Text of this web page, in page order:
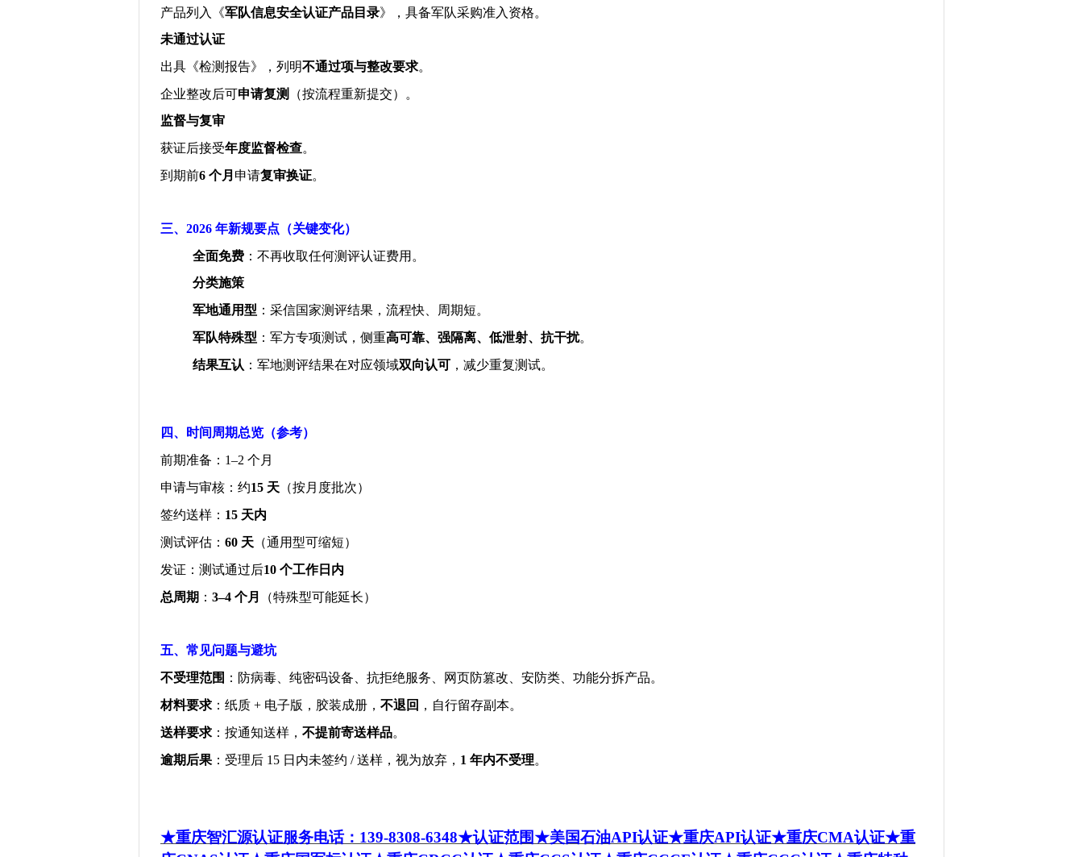
产品列入《军队信息安全认证产品目录》，具备军队采购准入资格。
未通过认证
出具《检测报告》，列明不通过项与整改要求。
企业整改后可申请复测
（按流程重新提交）。
监督与复审
获证后接受年度监督检查。
到期前6 个月 申请复审换证。
三、 2026 年新规要点（关键变化）
全面免费 ：不再收取任何测评认证费用。
分类施策
军地通用型 ：采信国家测评结果，流程快、周期短。
军队特殊型 ：军方专项测试，侧重高可靠、强隔离、低泄射、抗干扰。
结果互认 ：军地测评结果在对应领域双向认可 ，减少重复测试。
四、时间周期总览（参考）
前期准备： 1–2 个月
申请与审核：约15 天 （按月度批次）
签约送样： 15 天内
测试评估： 60 天 （通用型可缩短）
发证：测试通过后10 个工作日内
总周期 ： 3–4 个月 （特殊型可能延长）
五、常见问题与避坑
不受理范围 ：防病毒、纯密码设备、抗拒绝服务、网页防篡改、安防类、功能分拆产品。
材料要求 ：纸质 + 电子版，胶装成册， 不退回 ，自行留存副本。
送样要求 ：按通知送样， 不提前寄送样品。
逾期后果 ：受理后 15 日内未签约 /送样，视为放弃， 1 年内不受理。
★重庆智汇源认证服务电话：139-8308-6348★认证范围★美国石油API认证★重庆API认证★重庆CMA认证★重